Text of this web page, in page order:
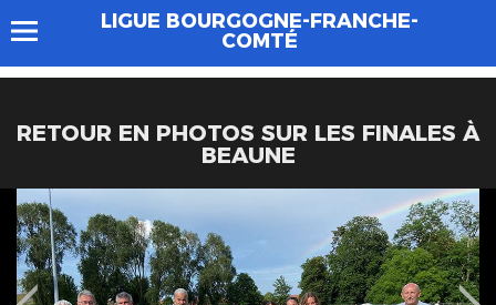
LIGUE BOURGOGNE-FRANCHE-
COMTÉ
RETOUR EN PHOTOS SUR LES FINALES À
BEAUNE